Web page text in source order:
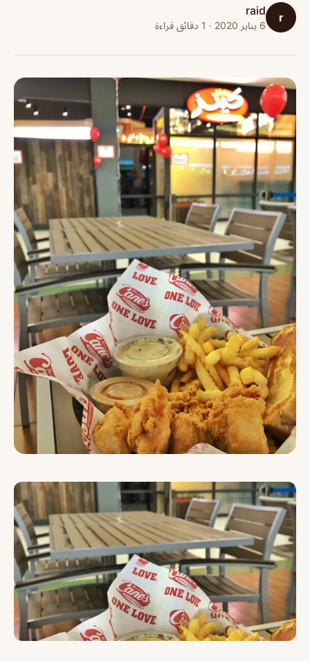
r
raid
6 يناير 2020 · 1 دقائق قراءة